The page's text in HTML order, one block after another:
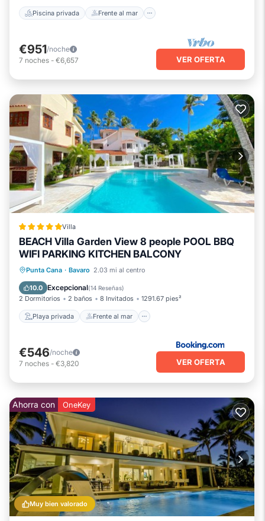
Piscina privada Frente al mar
€951/noche
7 noches - €6,657 VER OFERTA
Villa
BEACH Villa Garden View 8 people POOL BBQ
WIFI PARKING KITCHEN BALCONY
Punta Cana · Bavaro 2.03 mi al centro
10.0 Excepcional(14 Reseñas)
2 Dormitorios 2 baños 8 Invitados 1291.67 pies²
Playa privada Frente al mar
Playa privada
Frente al mar
Bañera de hidromasaje
€546/noche
7 noches - €3,820 VER OFERTA
Muy bien valorado
Ahorra con OneKey